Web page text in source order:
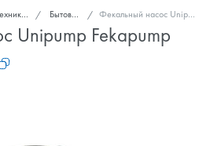
Бытовые насосы Фекальный насос Unipump Fekapump V450 F
Unipump Fekapump